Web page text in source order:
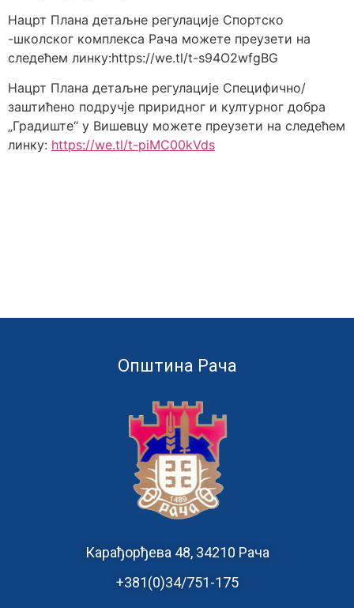
Нацрт Плана детаљне регулације Спортско
-школског комплекса Рача можете преузети на
следећем линку:https://we.tl/t-s94O2wfgBG
Нацрт Плана детаљне регулације Специфично/
заштићено подручје приридног и културног добра
„Градиште“ у Вишевцу можете преузети на следећем
линку: https://we.tl/t-piMC00kVds
Општина Рача
Карађорђева 48, 34210 Рача
+381(0)34/751-175